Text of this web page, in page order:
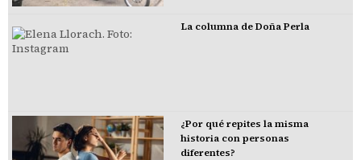
La columna de Doña Perla
¿Por qué repites la misma
historia con personas
diferentes?